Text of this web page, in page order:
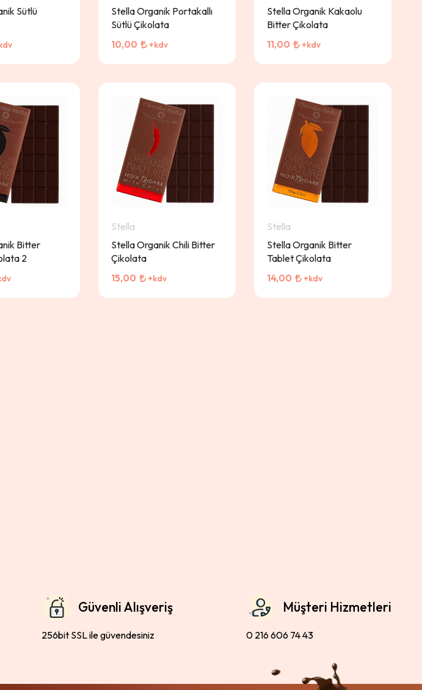
Sütlü
Stella Organik Portakallı
Sütlü Çikolata
10,00
+kdv
Stella Organik Kakaolu
Bitter Çikolata
11,00
+kdv
Bitter
2
Stella
Stella Organik Chili Bitter
Çikolata
15,00
+kdv
Stella
Stella Organik Bitter
Tablet Çikolata
14,00
+kdv
Güvenli Alışveriş
256bit SSL ile güvendesiniz
Müşteri Hizmetleri
0 216 606 74 43